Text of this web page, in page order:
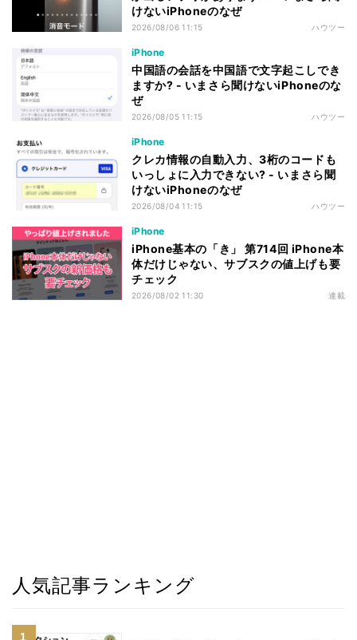
けないiPhoneのなぜ
2026/08/06 11:15 ハウツー
iPhone
中国語の会話を中国語で文字起こしでき
ますか? - いまさら聞けないiPhoneのな
ぜ
2026/08/05 11:15 ハウツー
iPhone
クレカ情報の自動入力、3桁のコードも
いっしょに入力できない? - いまさら聞
けないiPhoneのなぜ
2026/08/04 11:15 ハウツー
iPhone
iPhone基本の「き」 第714回 iPhone本
体だけじゃない、サブスクの値上げも要
チェック
2026/08/02 11:30 連載
人気記事ランキング